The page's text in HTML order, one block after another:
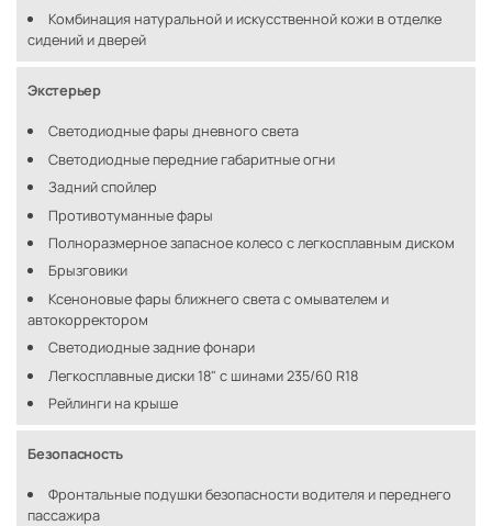
Комбинация натуральной и искусственной кожи в отделке
сидений и дверей
Экстерьер
Светодиодные фары дневного света
Светодиодные передние габаритные огни
Задний спойлер
Противотуманные фары
Полноразмерное запасное колесо с легкосплавным диском
Брызговики
Ксеноновые фары ближнего света с омывателем и
автокорректором
Светодиодные задние фонари
Легкосплавные диски 18" с шинами 235/60 R18
Рейлинги на крыше
Безопасность
Фронтальные подушки безопасности водителя и переднего
пассажира